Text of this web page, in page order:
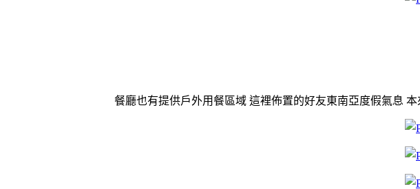
餐廳也有提供戶外用餐區域 這裡佈置的好友東南亞度假氣息